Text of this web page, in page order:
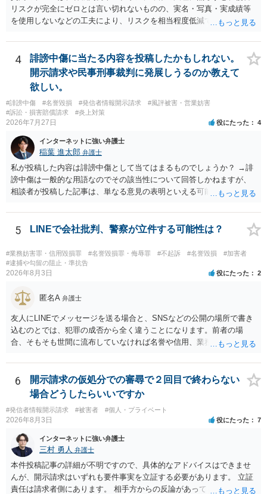
リスクが完全にゼロとは言い切れないものの、実名・写真・実成績等
を使用しないなどの工夫により、リスクを相当程度低減できる設計に
推測できる」という点は、裁判で争われた場合に「専ら顧客吸引力の
利用を目的とする」と判断される余地を残すため、一定の注意が必要
です。 また、広告収益の有無は、侵害判断に一定の影響を与える可能
性がありますが、決定的要因ではありません。 パブリシティ権侵害の
成否は、主に「専ら顧客吸引力の利用を目的とするか」という点で判
断されます。広告収益があることは「商業的目的」を強く示す要素で
すが、それだけで直ちに侵害となるわけではありません。完全無償・
非営利であれば「表現の自由」「創作物」としての側面が強く評価さ
れる可能性があります。一方、広告収益がある場合は「商業利用」と
しての色彩が強まり、リスクが高まる可能性があります。 公開前に変
更・確認しておく事項については、公開の場でアドバイスするにも限
界があるかと思うので、資料等を持参の上、弁護士に相談されること
も一つかと存じます。
4
誹謗中傷に当たる内容を投稿したかもしれない。
開示請求や民事刑事裁判に発展しうるのか教えて
欲しい。
#誹謗中傷 #名誉毀損 #発信者情報開示請求
#風評被害・営業妨害
#訴訟・損害賠償請求
#炎上対策
2026年7月27日 役にたった 4
インターネットに強い弁護士
稲葉 進太郎 弁護士
私が投稿した内容は誹謗中傷として当てはまるものでしょうか？ →誹
謗中傷は一般的な用語なのでその該当性について回答しかねますが、
相談者が投稿した記事は、単なる意見の表明といえる可能性が高く、
て、開示請求が認められたり、民事裁判や刑事裁判に発展しうるもの
でしょうか？ →権利侵害や、名誉毀損・侮辱に該当する可能性が低い
ため、民事裁判や刑事裁判に発展することはあまり考えられないよう
に思われます。
5 LINEで会社批判、警察が立件する可能性は？
#業務妨害罪・信用毀損罪 #名誉毀損罪・侮辱罪 #不起訴 #名誉毀損
#加害者
#逮捕や勾留の阻止・準抗告
2026年8月3日 役にたった 2
匿名A 弁護士
友人にLINEでメッセージを送る場合と、SNSなどの公開の場所で書き
込むのとでは、犯罪の成否から全く違うことになります。前者の場
合、そもそも世間に流布していなければ名誉や信用、業務にかかる犯
6
開示請求の仮処分での審尋で２回目で終わらない
場合どうしたらいいですか
#発信者情報開示請求 #被害者 #個人・プライベート
2026年8月3日 役にたった 7
インターネットに強い弁護士
三村 勇人 弁護士
本件投稿記事の詳細が不明ですので、具体的なアドバイスはできませ
んが、開示請求はいずれも要件事実を立証する必要があります。 立証
責任は請求者側にあります。 相手方からの反論があっても、裁判官が